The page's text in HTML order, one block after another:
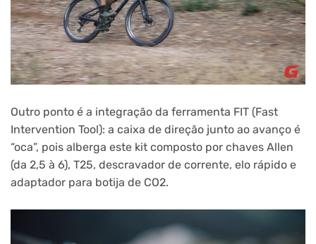
Outro ponto é a integração da ferramenta FIT (Fast
Intervention Tool): a caixa de direção junto ao avanço é
“oca”, pois alberga este kit composto por chaves Allen
(da 2,5 à 6), T25, descravador de corrente, elo rápido e
adaptador para botija de CO2.